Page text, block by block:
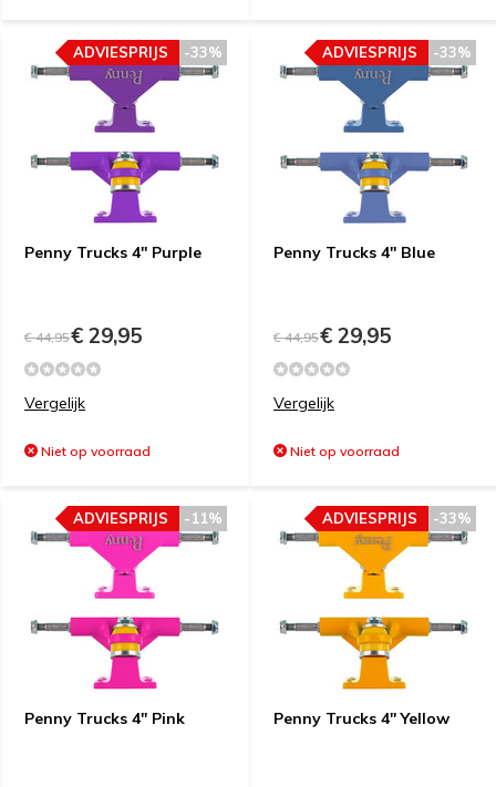
Penny Trucks 4'' Purple
-33%
ADVIESPRIJS
€ 44,95€ 29,95
Vergelijk
Niet op voorraad
Penny Trucks 4'' Blue
-33%
ADVIESPRIJS
€ 44,95€ 29,95
Vergelijk
Niet op voorraad
Penny Trucks 4'' Pink
-11%
ADVIESPRIJS
Penny Trucks 4'' Yellow
-33%
ADVIESPRIJS